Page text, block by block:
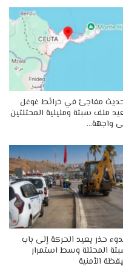
مفاجئ في خرائط غوغل
ملف سبتة ومليلية المحتلتين
واجهة…
حذر يعيد الحركة إلى باب
المحتلة وسط استمرار
الأمنية